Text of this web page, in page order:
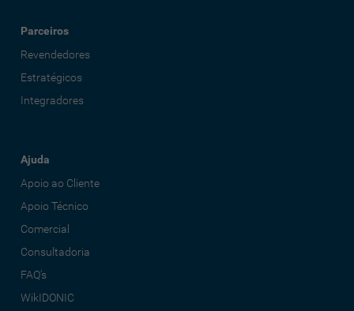
Parceiros
Revendedores
Estratégicos
Integradores
Ajuda
Apoio ao Cliente
Apoio Técnico
Comercial
Consultadoria
FAQ's
WikIDONIC